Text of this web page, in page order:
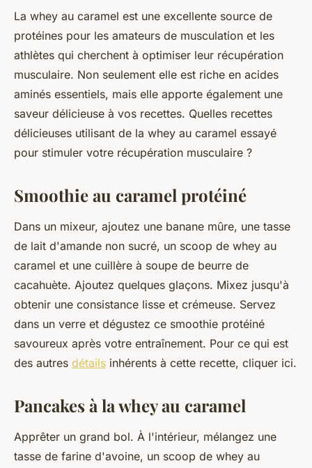
5 recettes délicieuses avec de
la whey au caramel pour
optimiser votre récupération
musculaire
perrine 8 juin 2023 •2 min de lecture
La whey au caramel est une excellente source de
protéines pour les amateurs de musculation et les
athlètes qui cherchent à optimiser leur récupération
musculaire. Non seulement elle est riche en acides
aminés essentiels, mais elle apporte également une
saveur délicieuse à vos recettes. Quelles recettes
délicieuses utilisant de la whey au caramel essayé
pour stimuler votre récupération musculaire ?
Smoothie au caramel protéiné
Dans un mixeur, ajoutez une banane mûre, une tasse
de lait d'amande non sucré, un scoop de whey au
caramel et une cuillère à soupe de beurre de
cacahuète. Ajoutez quelques glaçons. Mixez jusqu'à
obtenir une consistance lisse et crémeuse. Servez
dans un verre et dégustez ce smoothie protéiné
savoureux après votre entraînement. Pour ce qui est
des autres détails inhérents à cette recette, cliquer ici.
Pancakes à la whey au caramel
Apprêter un grand bol. À l'intérieur, mélangez une
tasse de farine d'avoine, un scoop de whey au